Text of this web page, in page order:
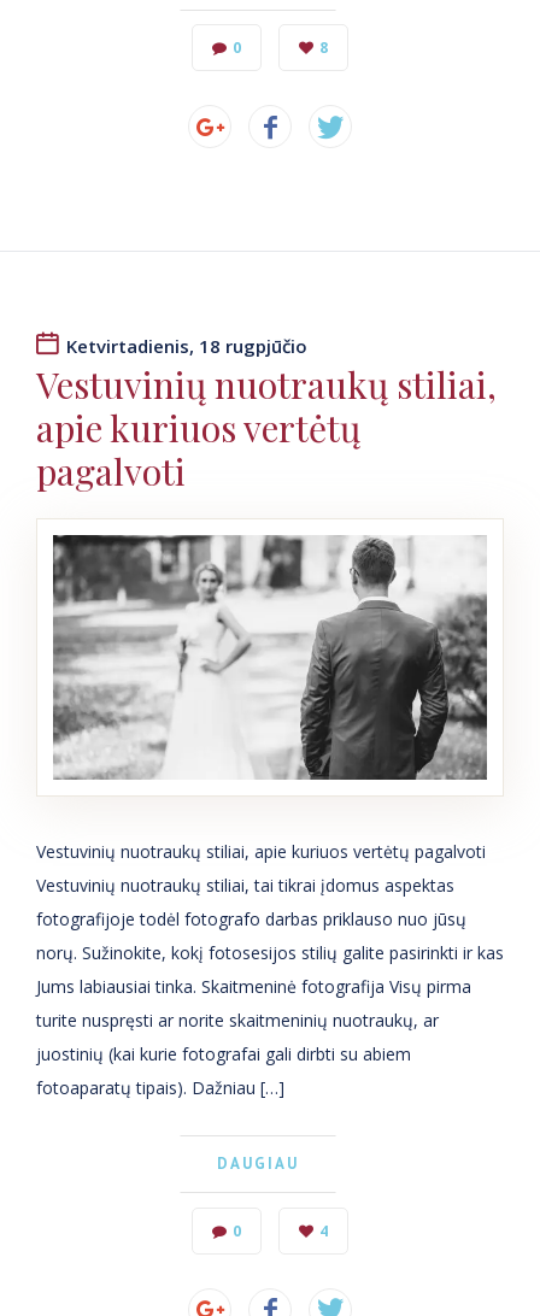
0 8
Ketvirtadienis, 18 rugpjūčio
Vestuvinių nuotraukų stiliai,
apie kuriuos vertėtų
pagalvoti
Vestuvinių nuotraukų stiliai, apie kuriuos vertėtų pagalvoti
Vestuvinių nuotraukų stiliai, tai tikrai įdomus aspektas
fotografijoje todėl fotografo darbas priklauso nuo jūsų
norų. Sužinokite, kokį fotosesijos stilių galite pasirinkti ir kas
Jums labiausiai tinka. Skaitmeninė fotografija Visų pirma
turite nuspręsti ar norite skaitmeninių nuotraukų, ar
juostinių (kai kurie fotografai gali dirbti su abiem
fotoaparatų tipais). Dažniau […]
DAUGIAU
0 4